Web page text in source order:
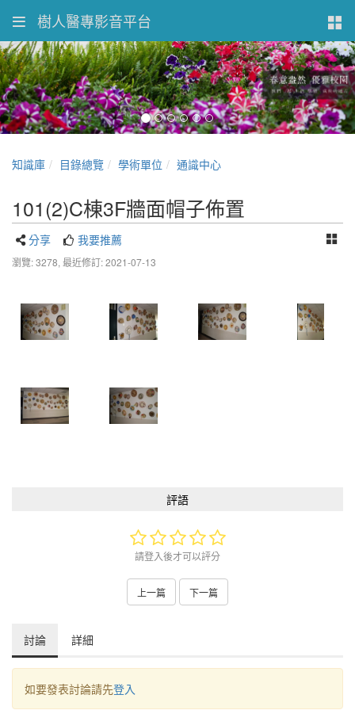
樹人醫專影音平台
知識庫 目錄總覽 學術單位 通識中心
101(2)C棟3F牆面帽子佈置
分享 我要推薦
瀏覽: 3278, 最近修訂: 2021-07-13
評語
請登入後才可以評分
上一篇 下一篇
討論 詳細
如要發表討論請先登入